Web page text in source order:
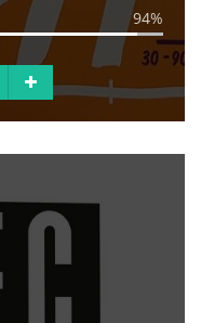
94%